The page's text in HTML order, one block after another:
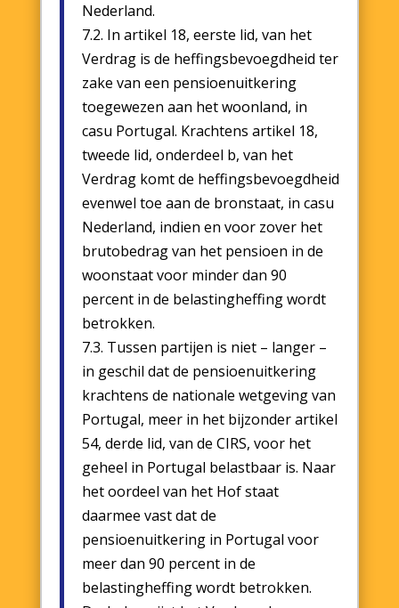
Nederland.
7.2. In artikel 18, eerste lid, van het
Verdrag is de heffingsbevoegdheid ter
zake van een pensioenuitkering
toegewezen aan het woonland, in
casu Portugal. Krachtens artikel 18,
tweede lid, onderdeel b, van het
Verdrag komt de heffingsbevoegdheid
evenwel toe aan de bronstaat, in casu
Nederland, indien en voor zover het
brutobedrag van het pensioen in de
woonstaat voor minder dan 90
percent in de belastingheffing wordt
betrokken.
7.3. Tussen partijen is niet – langer –
in geschil dat de pensioenuitkering
krachtens de nationale wetgeving van
Portugal, meer in het bijzonder artikel
54, derde lid, van de CIRS, voor het
geheel in Portugal belastbaar is. Naar
het oordeel van het Hof staat
daarmee vast dat de
pensioenuitkering in Portugal voor
meer dan 90 percent in de
belastingheffing wordt betrokken.